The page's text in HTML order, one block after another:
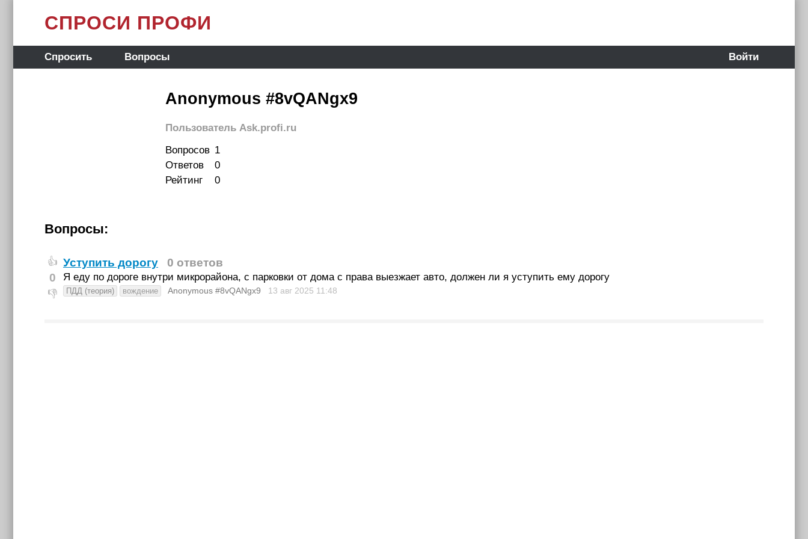
СПРОСИ ПРОФИ
Спросить Вопросы Войти
Anonymous #8vQANgx9
Пользователь Ask.profi.ru
Вопросов 1
Ответов
0
Рейтинг
0
Вопросы:
👍
0
👎
Уступить дорогу 0 ответов
Я еду по дороге внутри микрорайона, с парковки от дома с права выезжает авто, должен ли я уступить ему дорогу
ПДД (теория) вождение Anonymous #8vQANgx9 13 авг 2025 11:48